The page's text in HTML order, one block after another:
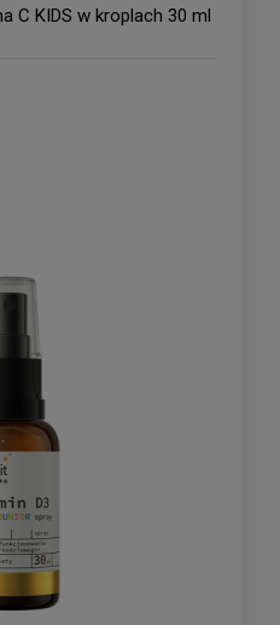
C KIDS w kroplach 30 ml